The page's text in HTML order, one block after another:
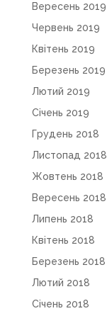
Вересень 2019
Червень 2019
Квітень 2019
Березень 2019
Лютий 2019
Січень 2019
Грудень 2018
Листопад 2018
Жовтень 2018
Вересень 2018
Липень 2018
Квітень 2018
Березень 2018
Лютий 2018
Січень 2018